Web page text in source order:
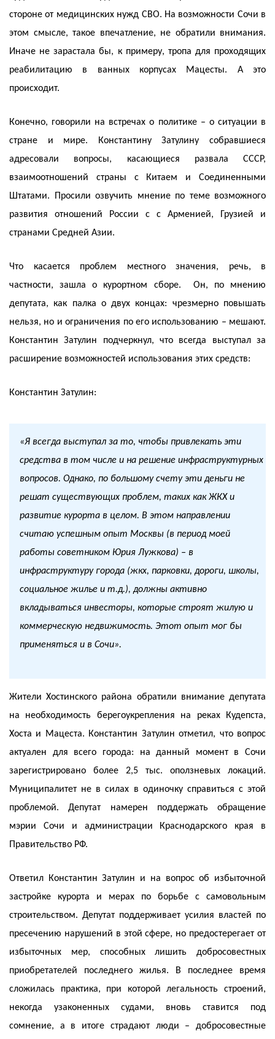
стороне от медицинских нужд СВО. На возможности Сочи в
этом смысле, такое впечатление, не обратили внимания.
Иначе не зарастала бы, к примеру, тропа для проходящих
реабилитацию в ванных корпусах Мацесты. А это
происходит.
Конечно, говорили на встречах о политике – о ситуации в
стране и мире. Константину Затулину собравшиеся
адресовали вопросы, касающиеся развала СССР,
взаимоотношений страны с Китаем и Соединенными
Штатами. Просили озвучить мнение по теме возможного
развития отношений России с с Арменией, Грузией и
странами Средней Азии.
Что касается проблем местного значения, речь, в
частности, зашла о курортном сборе. Он, по мнению
депутата, как палка о двух концах: чрезмерно повышать
нельзя, но и ограничения по его использованию – мешают.
Константин Затулин подчеркнул, что всегда выступал за
расширение возможностей использования этих средств:
Константин Затулин:
«Я всегда выступал за то, чтобы привлекать эти
средства в том числе и на решение инфраструктурных
вопросов. Однако, по большому счету эти деньги не
решат существующих проблем, таких как ЖКХ и
развитие курорта в целом. В этом направлении
считаю успешным опыт Москвы (в период моей
работы советником Юрия Лужкова) – в
инфраструктуру города (жкх, парковки, дороги, школы,
социальное жилье и т.д.), должны активно
вкладываться инвесторы, которые строят жилую и
коммерческую недвижимость. Этот опыт мог бы
применяться и в Сочи».
Жители Хостинского района обратили внимание депутата
на необходимость берегоукрепления на реках Кудепста,
Хоста и Мацеста. Константин Затулин отметил, что вопрос
актуален для всего города: на данный момент в Сочи
зарегистрировано более 2,5 тыс. оползневых локаций.
Муниципалитет не в силах в одиночку справиться с этой
проблемой. Депутат намерен поддержать обращение
мэрии Сочи и администрации Краснодарского края в
Правительство РФ.
Ответил Константин Затулин и на вопрос об избыточной
застройке курорта и мерах по борьбе с самовольным
строительством. Депутат поддерживает усилия властей по
пресечению нарушений в этой сфере, но предостерегает от
избыточных мер, способных лишить добросовестных
приобретателей последнего жилья. В последнее время
сложилась практика, при которой легальность строений,
некогда узаконенных судами, вновь ставится под
сомнение, а в итоге страдают люди – добросовестные